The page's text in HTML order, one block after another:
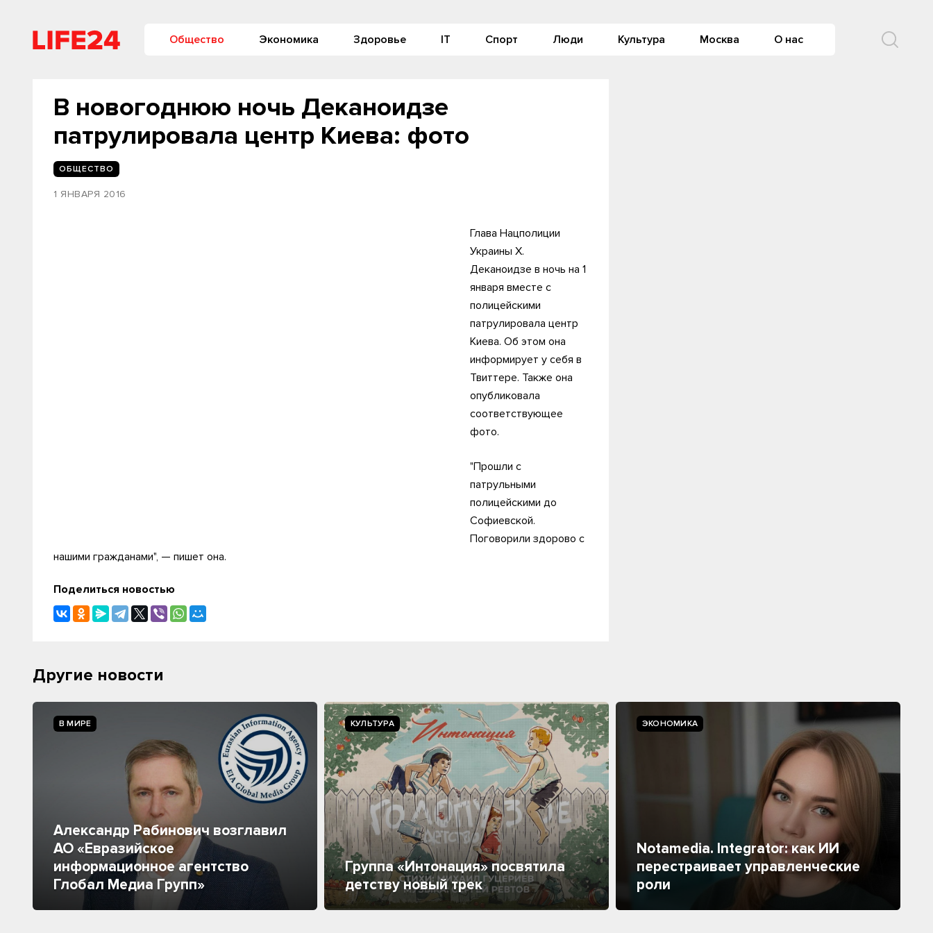
Общество Экономика Здоровье IT Спорт Люди Культура Москва О нас
В новогоднюю ночь Деканоидзе
патрулировала центр Киева: фото
ОБЩЕСТВО
1 ЯНВАРЯ 2016
Глава Нацполиции
Украины Х.
Деканоидзе в ночь на 1
января вместе с
полицейскими
патрулировала центр
Киева. Об этом она
информирует у себя в
Твиттере. Также она
опубликовала
соответствующее
фото.
"Прошли с
патрульными
полицейскими до
Софиевской.
Поговорили здорово с
нашими гражданами", — пишет она.
Поделиться новостью
Другие новости
В МИРЕ
Александр Рабинович возглавил
АО «Евразийское
информационное агентство
Глобал Медиа Групп»
КУЛЬТУРА
Группа «Интонация» посвятила
детству новый трек
ЭКОНОМИКА
Notamedia. Integrator: как ИИ
перестраивает управленческие
роли